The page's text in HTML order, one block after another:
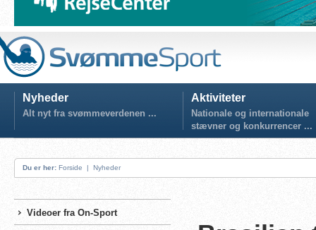
Nyheder
Alt nyt fra svømmeverdenen ...
Aktiviteter
Nationale og internationale
stævner og konkurrencer ...
Du er her: Forside | Nyheder
Videoer fra On-Sport